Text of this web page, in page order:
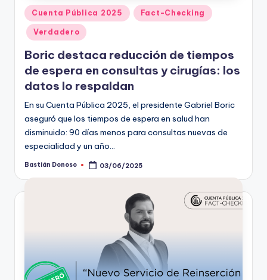
Publicado
en
Cuenta Pública 2025 Fact-Checking
Verdadero
Boric destaca reducción de tiempos
de espera en consultas y cirugías: los
datos lo respaldan
En su Cuenta Pública 2025, el presidente Gabriel Boric
aseguró que los tiempos de espera en salud han
disminuido: 90 días menos para consultas nuevas de
especialidad y un año…
Publicado
Bastián Donoso 03/06/2025